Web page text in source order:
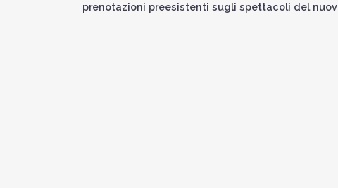
prenotazioni preesistenti sugli spettacoli del